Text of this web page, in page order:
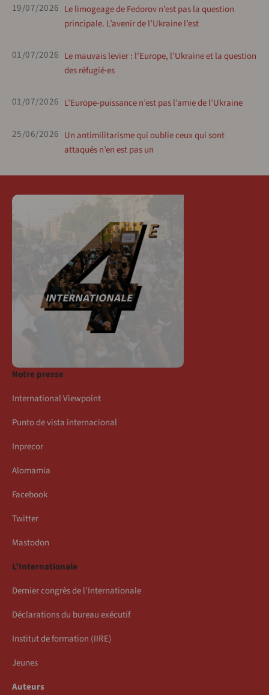
19/07/2026 Le limogeage de Fedorov n’est pas la question
principale. L’avenir de l’Ukraine l’est
01/07/2026 Le mauvais levier : l’Europe, l’Ukraine et la question
des réfugié·es
01/07/2026 L’Europe-puissance n’est pas l’amie de l’Ukraine
25/06/2026 Un antimilitarisme qui oublie ceux qui sont
attaqués n’en est pas un
Notre presse
International Viewpoint
Punto de vista internacional
Inprecor
Alomamia
Facebook
Twitter
Mastodon
L’Internationale
Dernier congrès de l’Internationale
Déclarations du bureau exécutif
Institut de formation (IIRE)
Jeunes
Auteurs